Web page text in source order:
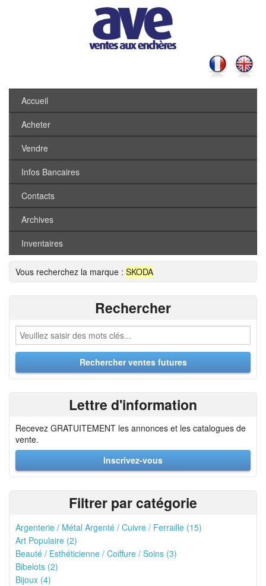
Accueil
Acheter
Vendre
Infos Bancaires
Contacts
Archives
Inventaires
Vous recherchez la marque : SKODA
Rechercher
Lettre d'information
Recevez GRATUITEMENT les annonces et les catalogues de
vente.
Inscrivez-vous
Filtrer par catégorie
Argenterie / Métal Argenté / Cuivre / Ferraille (15)
Art Populaire (2)
Beauté / Esthéticienne / Coiffure / Soins (3)
Bibelots (2)
Bijoux (4)